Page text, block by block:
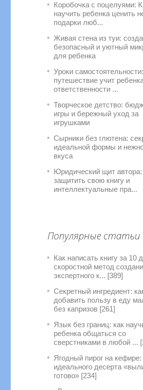
Коробочка с поцелуями:
научить ребенка ценить
подарки люб...
Живая стена из туи:
безопасный и уютный
для ребенка
Уроки
путешествие учит
ответственности ...
Творческое детство:
игры и бережный уход за
игрушками
Сырники без глютена:
идеальной формы и
вкуса
Юридический щит автора:
защитить свою книгу и
интеллектуальные пра...
Популярные статьи
Как написать книгу за 10
скоростной метод
экспертного к... [389]
Секретный ингредиент:
добавить пользу в еду
без капризов [261]
Язык без границ: как
ребенка общаться со
сверстниками в любой ...
Ягодный пирог на кефире:
идеального десерта
готово» [234]